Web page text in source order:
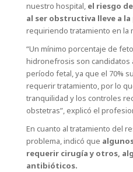
nuestro hospital, el riesgo
al ser obstructiva lleve a
requiriendo tratamiento en la
“Un mínimo porcentaje de
hidronefrosis son candidatos
período fetal, ya que el 70%
requerir tratamiento, por lo
tranquilidad y los controles
obstetras”, explicó el
En cuanto al tratamiento del
problema, indicó que
requerir cirugía y otros,
antibióticos.